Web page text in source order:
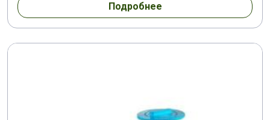
Подробнее